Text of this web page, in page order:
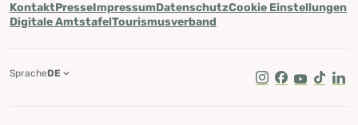
KontaktPresseImpressumDatenschutzCookie Einstellungen
Digitale AmtstafelTourismusverband
Instagram
Facebook
Youtube
Tik Tok
SpracheDE